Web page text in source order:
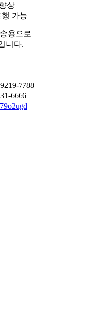
상
행 가능
용으로
니다.
7788
6666